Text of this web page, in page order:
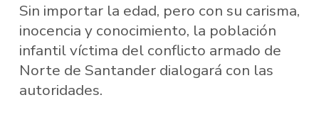
Sin importar la edad, pero con su carisma,
inocencia y conocimiento, la población
infantil víctima del conflicto armado de
Norte de Santander dialogará con las
autoridades.